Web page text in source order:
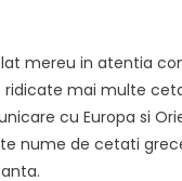
mereu in atentia
mai multe
cu Europa si
nume de cetati